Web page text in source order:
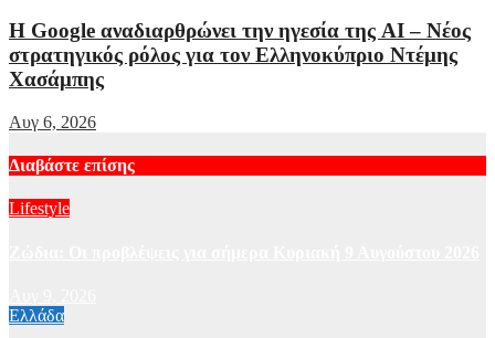
Η Google αναδιαρθρώνει την ηγεσία της AI – Νέος
στρατηγικός ρόλος για τον Ελληνοκύπριο Ντέμης
Χασάμπης
Αυγ 6, 2026
Διαβάστε επίσης
Lifestyle
Ελλάδα